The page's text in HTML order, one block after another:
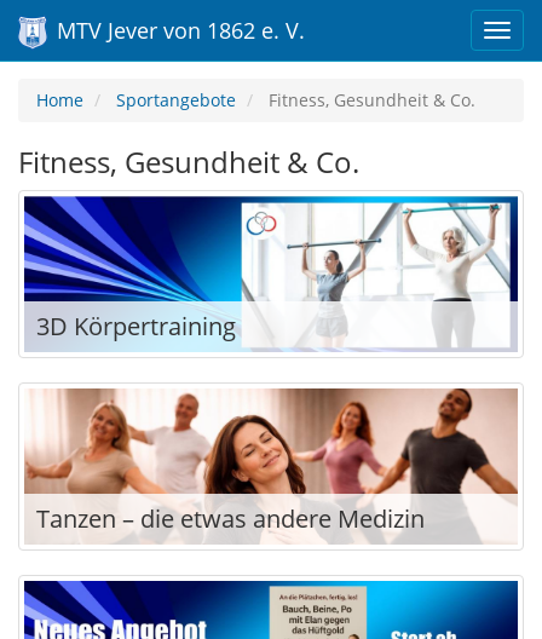
MTV Jever von 1862 e. V.
Home Sportangebote Fitness, Gesundheit & Co.
Fitness, Gesundheit & Co.
3D Körpertraining
Tanzen – die etwas andere Medizin